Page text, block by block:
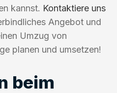
kannst. Kontaktiere uns
Angebot und
Umzug von
planen und umsetzen!
beim